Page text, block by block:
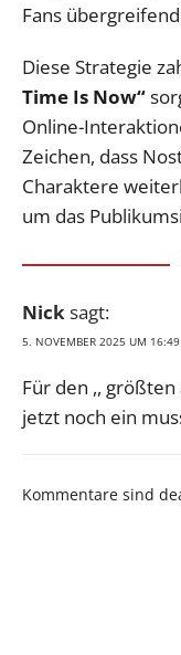
Fans
Diese Strategie
Time Is Now“
Online-
Zeichen, dass
Charaktere
um das
Nicksagt:
5. NOVEMBER 2025 UM 16:49
Für den ,,
jetzt noch ein
Kommentare sind